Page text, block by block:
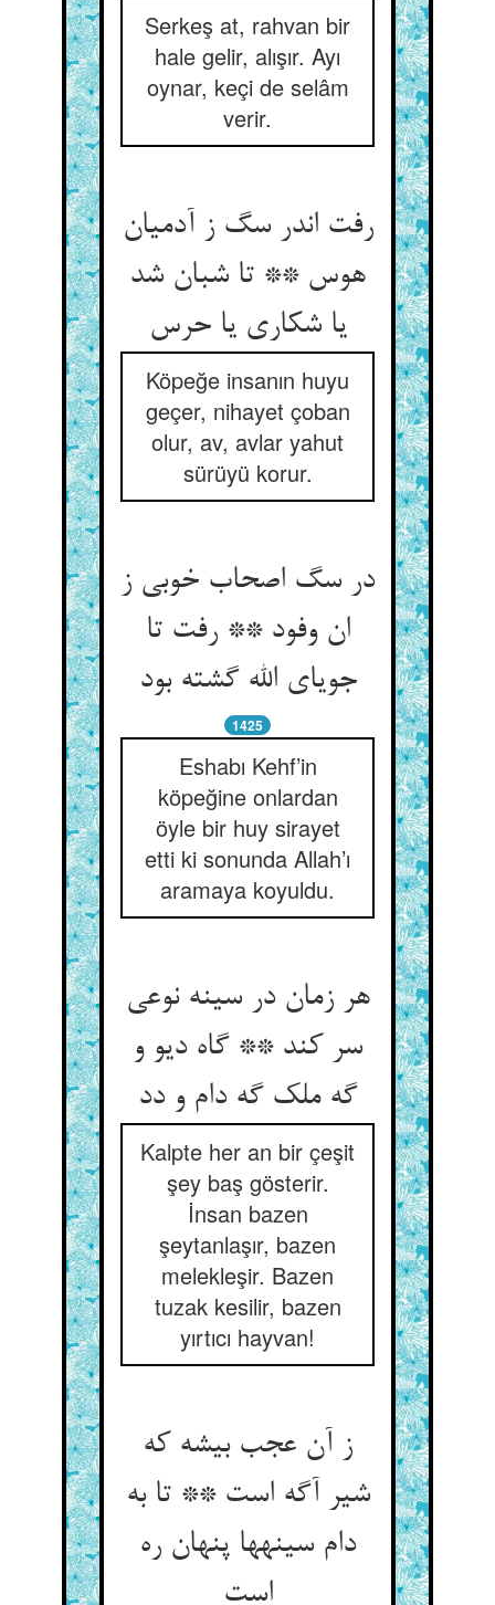
Serkeş at, rahvan bir
hale gelir, alışır. Ayı
oynar, keçi de selâm
verir.
رفت اندر سگ ز آدمیان
هوس ** تا شبان شد
یا شکاری یا حرس‏
Köpeğe insanın huyu
geçer, nihayet çoban
olur, av, avlar yahut
sürüyü korur.
در سگ اصحاب خوبی ز
ان وفود ** رفت تا
جویای الله گشته بود
1425
Eshabı Kehf’in
köpeğine onlardan
öyle bir huy sirayet
etti ki sonunda Allah’ı
aramaya koyuldu.
هر زمان در سینه نوعی
سر کند ** گاه دیو و
گه ملک گه دام و دد
Kalpte her an bir çeşit
şey baş gösterir.
İnsan bazen
şeytanlaşır, bazen
melekleşir. Bazen
tuzak kesilir, bazen
yırtıcı hayvan!
ز آن عجب بیشه که
شیر آگه است ** تا به
دام سینه‏ها پنهان ره
است‏